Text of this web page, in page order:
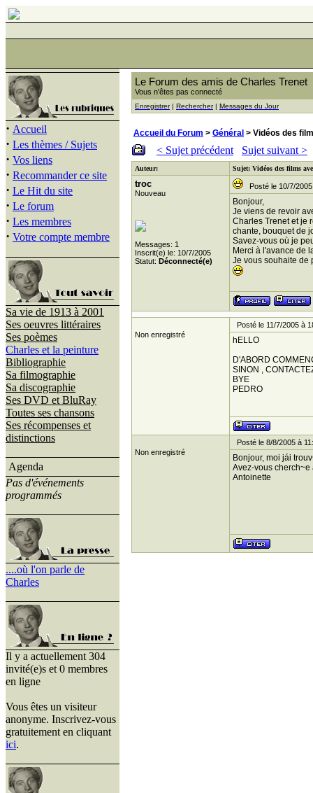
· Accueil
· Les thèmes / Sujets
· Vos liens
· Recommander ce site
· Le Hit du site
· Le forum
· Les membres
· Votre compte membre
Sa vie de 1913 à 2001
Ses oeuvres littéraires
Ses poèmes
Charles et la peinture
Bibliographie
Sa filmographie
Sa discographie
Ses DVD et BluRay
Toutes ses chansons
Ses récompenses et
distinctions
Agenda
Pas d'événements
programmés
....où l'on parle de
Charles
Il y a actuellement 304
invité(e)s et 0 membres
en ligne
Vous êtes un visiteur
anonyme. Inscrivez-vous
gratuitement en cliquant
ici.
Le Forum des amis de Charles Trenet
Vous n'êtes pas connecté
Enregistrer| Rechercher| Messages du Jour
Accueil du Forum > Général > Vidéos des
< Sujet précédent Sujet suivant >
Auteur: Sujet: Vidéos des films
troc
Nouveau
Messages: 1
Inscrit(e) le: 10/7/2005
Statut: Déconnecté(e)
Posté le 10/7/
Bonjour,
Je viens de revoir
Charles Trenet et je
chante, bouquet de
Savez-vous où je
Merci à l'avance de
Je vous souhaite de
Non enregistré
Posté le 11/7/2005 à
hELLO
D'ABORD
SINON ,
BYE
PEDRO
Non enregistré
Posté le 8/8/2005 à
Bonjour, moi jái
Avez-vous cherch~e
Antoinette